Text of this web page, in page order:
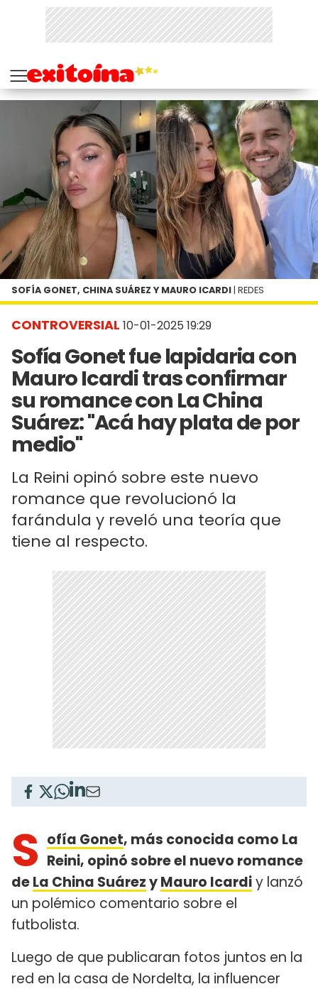
CONTROVERSIAL 10-01-2025 19:29
Sofía Gonet fue lapidaria con
Mauro Icardi tras confirmar
su romance con La China
Suárez: "Acá hay plata de por
medio"
La Reini opinó sobre este nuevo
romance que revolucionó la
farándula y reveló una teoría que
tiene al respecto.
SOFÍA GONET, CHINA SUÁREZ Y MAURO ICARDI | REDES
S ofía Gonet, más conocida como La
Reini, opinó sobre el nuevo romance
deLa China SuárezyMauro Icardiy lanzó
un polémico comentario sobre el
futbolista.
Luego de que publicaran fotos juntos en la
red en la casa de Nordelta, la influencer